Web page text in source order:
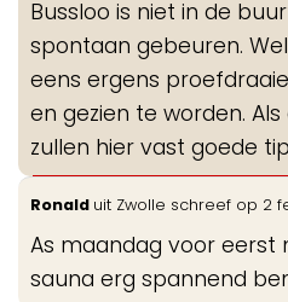
Bussloo is niet in de
spontaan gebeuren.
eens ergens
en gezien te worden.
zullen hier vast goede
Ronald uit Zwolle schreef op 2
As maandag voor eerst
sauna erg spannend